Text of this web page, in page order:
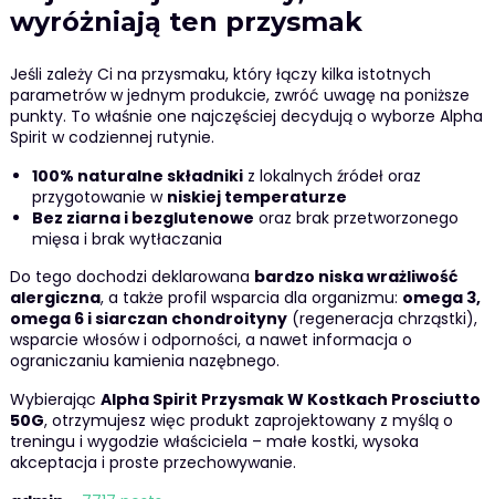
wyróżniają ten przysmak
Jeśli zależy Ci na przysmaku, który łączy kilka istotnych
parametrów w jednym produkcie, zwróć uwagę na poniższe
punkty. To właśnie one najczęściej decydują o wyborze Alpha
Spirit w codziennej rutynie.
100% naturalne składnikiz lokalnych źródeł oraz
przygotowanie w niskiej temperaturze
Bez ziarna i bezglutenowe oraz brak przetworzonego
mięsa i brak wytłaczania
Do tego dochodzi deklarowana bardzo niska wrażliwość
alergiczna, a także profil wsparcia dla organizmu: omega 3,
omega 6 i siarczan chondroityny(regeneracja chrząstki),
wsparcie włosów i odporności, a nawet informacja o
ograniczaniu kamienia nazębnego.
Wybierając Alpha Spirit Przysmak W Kostkach Prosciutto
50G, otrzymujesz więc produkt zaprojektowany z myślą o
treningu i wygodzie właściciela – małe kostki, wysoka
akceptacja i proste przechowywanie.